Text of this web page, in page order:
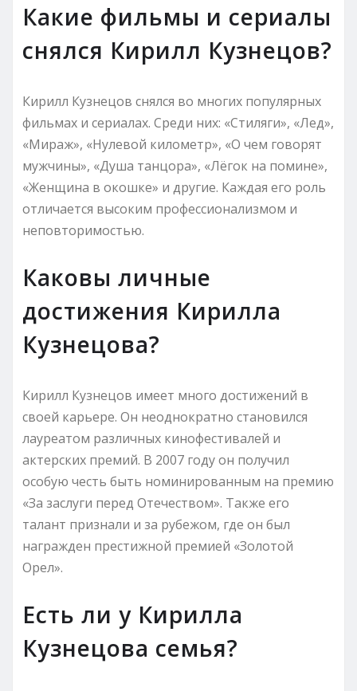
Какие фильмы и сериалы
снялся Кирилл Кузнецов?
Кирилл Кузнецов снялся во многих популярных
фильмах и сериалах. Среди них: «Стиляги», «Лед»,
«Мираж», «Нулевой километр», «О чем говорят
мужчины», «Душа танцора», «Лёгок на помине»,
«Женщина в окошке» и другие. Каждая его роль
отличается высоким профессионализмом и
неповторимостью.
Каковы личные
достижения Кирилла
Кузнецова?
Кирилл Кузнецов имеет много достижений в
своей карьере. Он неоднократно становился
лауреатом различных кинофестивалей и
актерских премий. В 2007 году он получил
особую честь быть номинированным на премию
«За заслуги перед Отечеством». Также его
талант признали и за рубежом, где он был
награжден престижной премией «Золотой
Орел».
Есть ли у Кирилла
Кузнецова семья?